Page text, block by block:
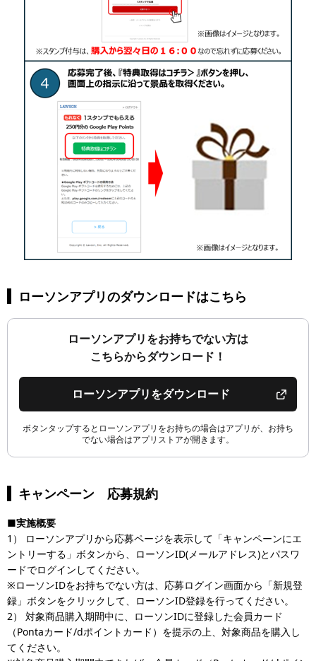
ローソンアプリのダウンロードはこちら
ローソンアプリをお持ちでない方は
こちらからダウンロード！
ローソンアプリをダウンロード
ボタンタップするとローソンアプリをお持ちの場合はアプリが、お持ち
でない場合はアプリストアが開きます。
キャンペーン 応募規約
■実施概要
1） ローソンアプリから応募ページを表示して「キャンペーンにエ
ントリーする」ボタンから、ローソンID(メールアドレス)とパスワ
ードでログインしてください。
※ローソンIDをお持ちでない方は、応募ログイン画面から「新規登
録」ボタンをクリックして、ローソンID登録を行ってください。
2） 対象商品購入期間中に、ローソンIDに登録した会員カード
（Pontaカード/dポイントカード）を提示の上、対象商品を購入し
てください。